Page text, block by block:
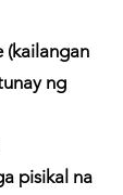
(kailangan
ng
pisikal na